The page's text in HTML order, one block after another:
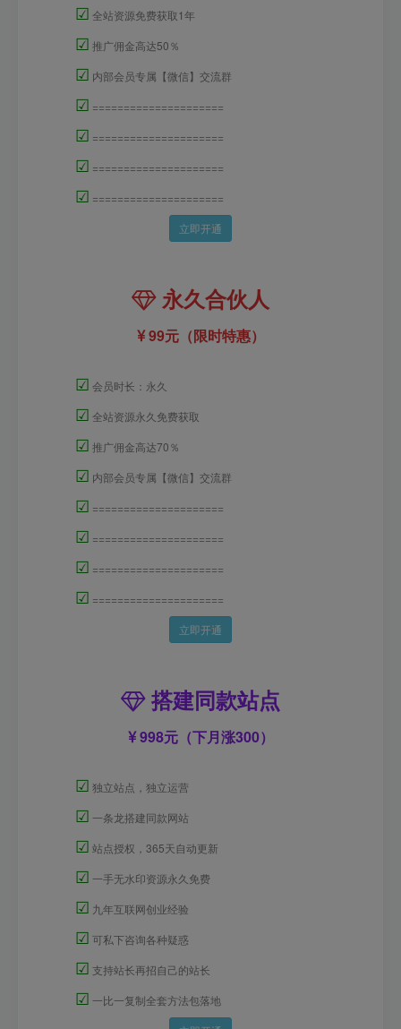
☑ 全站资源免费获取1年
☑ 推广佣金高达50％
☑ 内部会员专属【微信】交流群
☑ =====================
☑ =====================
☑ =====================
☑ =====================
立即开通
永久合伙人
99元（限时特惠）
☑ 会员时长：永久
☑ 全站资源永久免费获取
☑ 推广佣金高达70％
☑ 内部会员专属【微信】交流群
☑ =====================
☑ =====================
☑ =====================
☑ =====================
立即开通
搭建同款站点
998元（下月涨300）
☑ 独立站点，独立运营
☑ 一条龙搭建同款网站
☑ 站点授权，365天自动更新
☑ 一手无水印资源永久免费
☑ 九年互联网创业经验
☑ 可私下咨询各种疑惑
☑ 支持站长再招自己的站长
☑ 一比一复制全套方法包落地